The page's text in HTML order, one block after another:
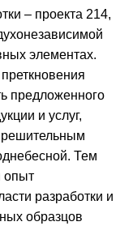
– проекта 214,
элементах.
предложенного
и услуг,
решительным
Тем
опыт
разработки и
образцов